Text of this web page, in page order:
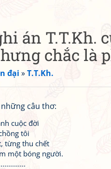
án T.T.Kh.
chắc là
đại »T.T.Kh.
câu thơ:
cuộc đời
tôi
từng thu chết
một bóng người.